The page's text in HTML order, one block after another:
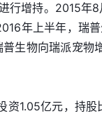
行增持。2015年
年上半年，瑞
生物向瑞派宠物
资1.05亿元，持